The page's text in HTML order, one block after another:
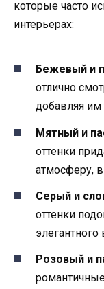
которые часто
интерьерах:
Бежевый и
отлично
добавляя им
Мятный и
оттенки
атмосферу,
Серый и
оттенки
элегантного
Розовый и